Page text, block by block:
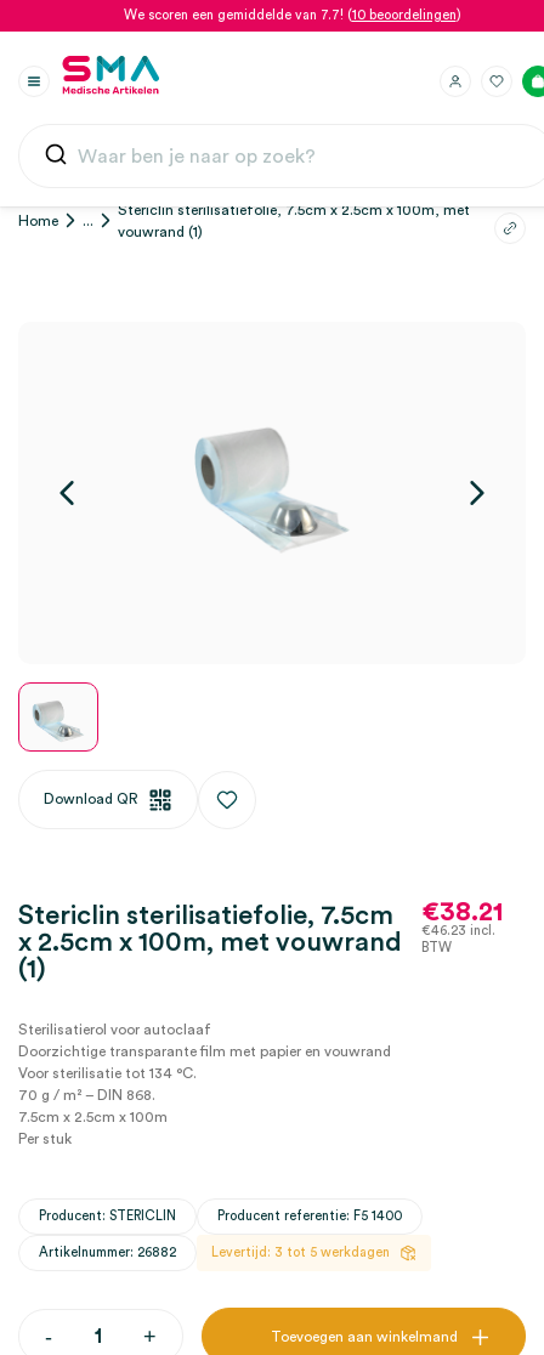
We scoren een gemiddelde van 7.7! (10 beoordelingen)
Home ...
Stericlin sterilisatiefolie, 7.5cm x 2.5cm x 100m, met
vouwrand (1)
Download QR
Stericlin sterilisatiefolie, 7.5cm
x 2.5cm x 100m, met vouwrand
(1)
€38.21
€46.23 incl.
BTW
Sterilisatierol voor autoclaaf
Doorzichtige transparante film met papier en vouwrand
Voor sterilisatie tot 134 °C.
70 g / m² – DIN 868.
7.5cm x 2.5cm x 100m
Per stuk
Producent: STERICLIN Producent referentie: F5 1400
Artikelnummer: 26882 Levertijd: 3 tot 5 werkdagen
-Stericlin
+ Toevoegen aan winkelmand